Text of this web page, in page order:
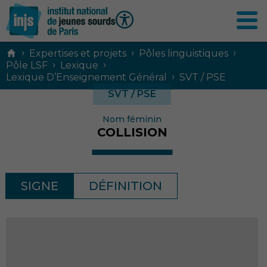
Contenu
principal
› Expertises et projets › Pôles linguistiques ›
Pôle LSF › Lexique ›
Lexique D’Enseignement Général › SVT / PSE
SVT / PSE
Nom féminin
COLLISION
SIGNE DÉFINITION